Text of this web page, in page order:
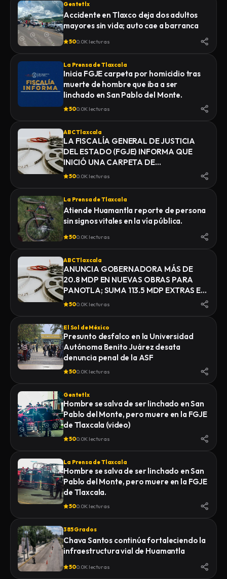
Gentetlx
Accidente en Tlaxco deja dos adultos
mayores sin vida; auto cae a barranca
500.0K lecturas
La Prensa de Tlaxcala
Inicia FGJE carpeta por homicidio tras
muerte de hombre que iba a ser
linchado en San Pablo del Monte.
500.0K lecturas
ABC Tlaxcala
LA FISCALÍA GENERAL DE JUSTICIA
DEL ESTADO (FGJE) INFORMA QUE
INICIÓ UNA CARPETA DE
INVESTIGACIÓN POR EL DELITO DE
MIENTRAS ERA TRASLADADO POR
ELEMENTOS DE LA POLICÍA MUNICIPAL
DE SAN PABLO DEL MONTE AL
INSTITUTO DE CIENCIAS FORENSES
CERTIFICADO MÉDICO
CORRESPONDIENTE
500.0K lecturas
La Prensa de Tlaxcala
Atiende Huamantla reporte de persona
sin signos vitales en la vía pública.
500.0K lecturas
ABC Tlaxcala
ANUNCIA GOBERNADORA MÁS DE
20.8 MDP EN NUEVAS OBRAS PARA
PANOTLA; SUMA 113.5 MDP EXTRAS EN
INFRAESTRUCTURA
500.0K lecturas
El Sol de México
Presunto desfalco en la Universidad
Autónoma Benito Juárez desata
denuncia penal de la ASF
500.0K lecturas
Gentetlx
Hombre se salva de ser linchado en San
Pablo del Monte, pero muere en la FGJE
de Tlaxcala (video)
500.0K lecturas
La Prensa de Tlaxcala
Hombre se salva de ser linchado en San
Pablo del Monte, pero muere en la FGJE
de Tlaxcala.
500.0K lecturas
385 Grados
Chava Santos continúa fortaleciendo la
infraestructura vial de Huamantla
500.0K lecturas